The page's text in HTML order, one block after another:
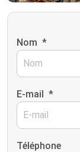
Nom *
E-mail *
Téléphone